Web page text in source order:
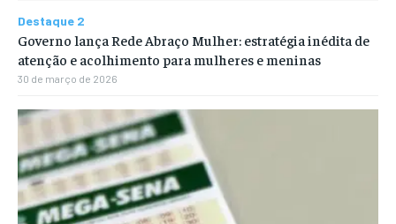
Destaque 2
Governo lança Rede Abraço Mulher: estratégia inédita de
atenção e acolhimento para mulheres e meninas
30 de março de 2026